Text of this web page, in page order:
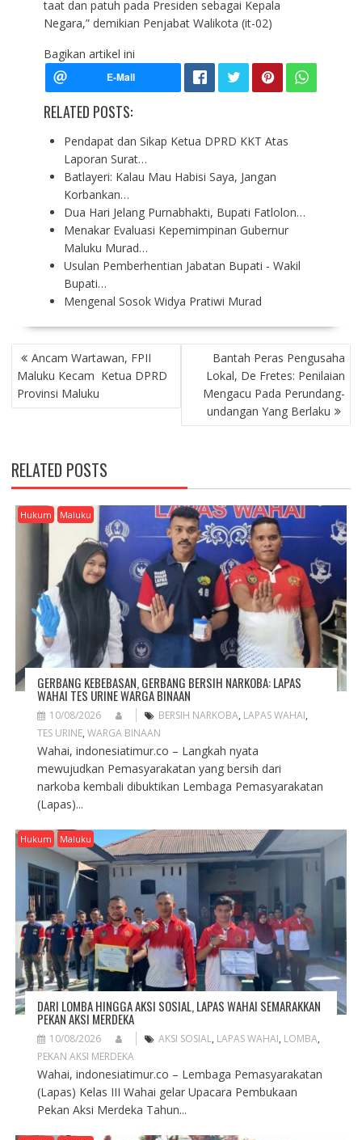
taat dan patuh pada Presiden sebagai Kepala
Negara,” demikian Penjabat Walikota (it-02)
Bagikan artikel ini
RELATED POSTS:
Pendapat dan Sikap Ketua DPRD KKT Atas
Laporan Surat…
Batlayeri: Kalau Mau Habisi Saya, Jangan
Korbankan…
Dua Hari Jelang Purnabhakti, Bupati Fatlolon…
Menakar Evaluasi Kepemimpinan Gubernur
Maluku Murad…
Usulan Pemberhentian Jabatan Bupati - Wakil
Bupati…
Mengenal Sosok Widya Pratiwi Murad
P
O
S
T
V
I
G
A
T
Ancam Wartawan, FPII
Maluku Kecam Ketua DPRD
Provinsi Maluku
Bantah Peras Pengusaha
Lokal, De Fretes: Penilaian
Mengacu Pada Perundang-
undangan Yang Berlaku
RELATED POSTS
Hukum Maluku
GERBANG KEBEBASAN, GERBANG BERSIH NARKOBA: LAPAS
WAHAI TES URINE WARGA BINAAN
10/08/2026 BERSIH NARKOBA, LAPAS WAHAI,
TES URINE, WARGA BINAAN
Wahai, indonesiatimur.co – Langkah nyata
mewujudkan Pemasyarakatan yang bersih dari
narkoba kembali dibuktikan Lembaga Pemasyarakatan
(Lapas)...
Hukum Maluku
DARI LOMBA HINGGA AKSI SOSIAL, LAPAS WAHAI SEMARAKKAN
PEKAN AKSI MERDEKA
10/08/2026 AKSI SOSIAL, LAPAS WAHAI, LOMBA,
PEKAN AKSI MERDEKA
Wahai, indonesiatimur.co – Lembaga Pemasyarakatan
(Lapas) Kelas III Wahai gelar Upacara Pembukaan
Pekan Aksi Merdeka Tahun...